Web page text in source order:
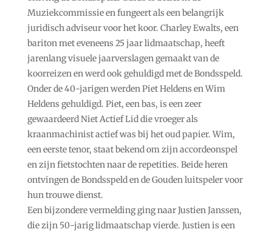
Muziekcommissie en fungeert als een belangrijk
juridisch adviseur voor het koor. Charley Ewalts, een
bariton met eveneens 25 jaar lidmaatschap, heeft
jarenlang visuele jaarverslagen gemaakt van de
koorreizen en werd ook gehuldigd met de Bondsspeld.
Onder de 40-jarigen werden Piet Heldens en Wim
Heldens gehuldigd. Piet, een bas, is een zeer
gewaardeerd Niet Actief Lid die vroeger als
kraanmachinist actief was bij het oud papier. Wim,
een eerste tenor, staat bekend om zijn accordeonspel
en zijn fietstochten naar de repetities. Beide heren
ontvingen de Bondsspeld en de Gouden luitspeler voor
hun trouwe dienst.
Een bijzondere vermelding ging naar Justien Janssen,
die zijn 50-jarig lidmaatschap vierde. Justien is een